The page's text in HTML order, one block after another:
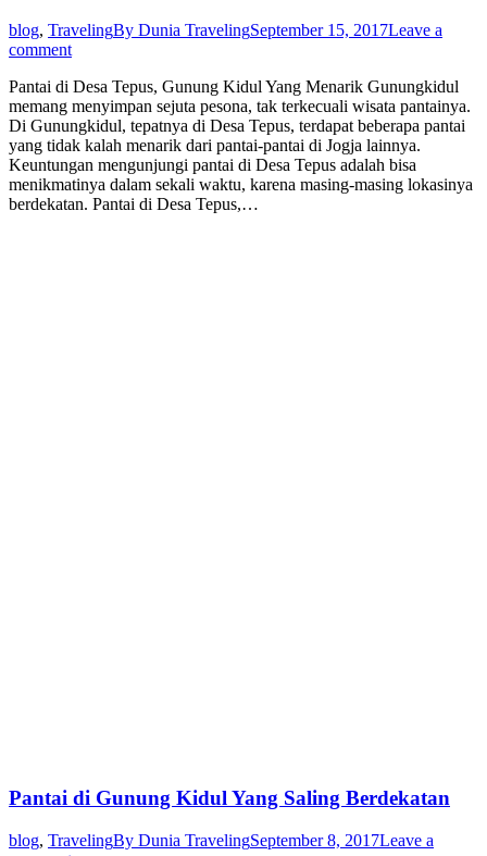
blog, TravelingBy Dunia TravelingSeptember 15, 2017Leave a
comment
Pantai di Desa Tepus, Gunung Kidul Yang Menarik Gunungkidul
memang menyimpan sejuta pesona, tak terkecuali wisata pantainya.
Di Gunungkidul, tepatnya di Desa Tepus, terdapat beberapa pantai
yang tidak kalah menarik dari pantai-pantai di Jogja lainnya.
Keuntungan mengunjungi pantai di Desa Tepus adalah bisa
menikmatinya dalam sekali waktu, karena masing-masing lokasinya
berdekatan. Pantai di Desa Tepus,…
Pantai di Gunung Kidul Yang Saling Berdekatan
blog, TravelingBy Dunia TravelingSeptember 8, 2017Leave a